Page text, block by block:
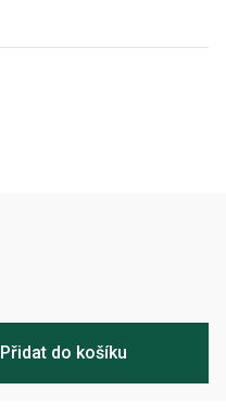
Přidat do košíku